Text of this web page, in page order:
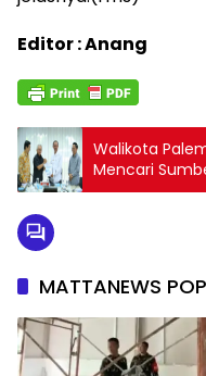
Editor : Anang
Walikota
Mencari
MATTANEWS